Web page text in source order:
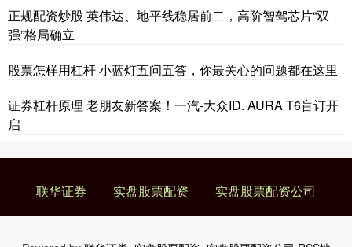
正规配资炒股 英伟达、地平线稳居前二，高阶智驾芯片“双
强”格局确立
股票怎样用杠杆 小蓝灯五问五答，你最关心的问题都在这里
证券杠杆原理 老朋友新答案！一汽-大众ID. AURA T6盲订开
启
联华证券 实盘股票配资 实盘股票配资公司